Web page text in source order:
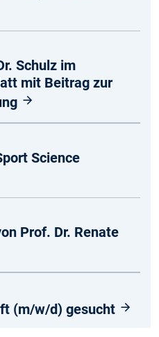
Schulz im
mit Beitrag zur
Science
Prof. Dr. Renate
(m/w/d) gesucht